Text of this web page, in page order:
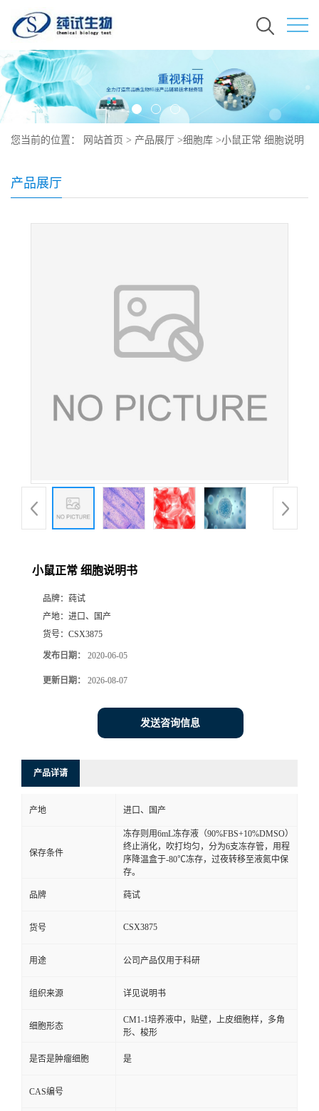
您当前的位置： 网站首页 > 产品展厅 >细胞库 >小鼠正常 细胞说明
产品展厅
小鼠正常 细胞说明书
品牌： 莼试
产地： 进口、国产
货号： CSX3875
发布日期： 2020-06-05
更新日期： 2026-08-07
发送咨询信息
产品详请
产地 进口、国产
保存条件
冻存则用6mL冻存液（90%FBS+10%DMSO）
终止消化，吹打均匀，分为6支冻存管，用程
序降温盒于-80℃冻存，过夜转移至液氮中保
存。
品牌 莼试
货号 CSX3875
用途 公司产品仅用于科研
组织来源 详见说明书
细胞形态
CM1-1培养液中，贴壁，上皮细胞样，多角
形、梭形
是否是肿瘤细胞 是
CAS编号